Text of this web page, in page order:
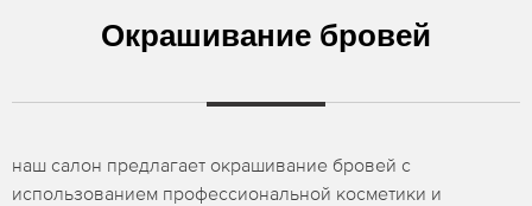
Окрашивание бровей
наш салон предлагает окрашивание бровей с
использованием профессиональной косметики и